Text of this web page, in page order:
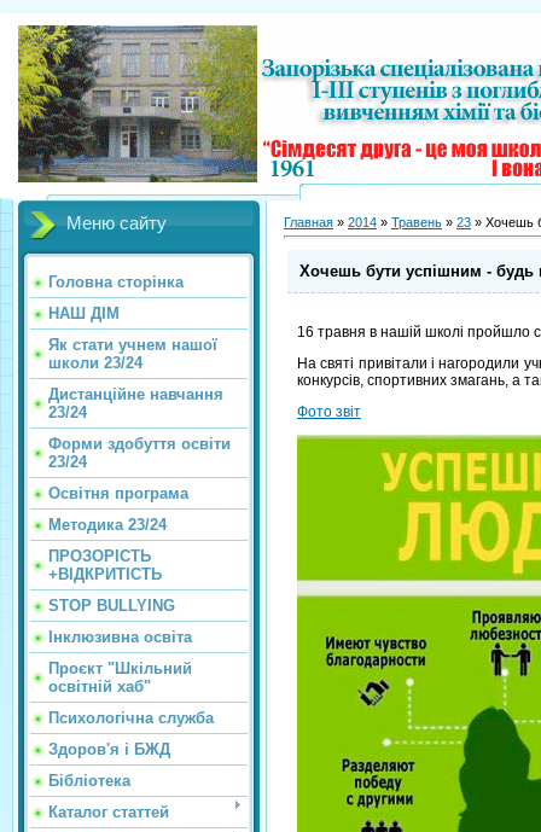
Меню сайту
Головна сторінка
НАШ ДІМ
Як стати учнем нашої
школи 23/24
Дистанційне навчання
23/24
Форми здобуття освіти
23/24
Освітня програма
Методика 23/24
ПРОЗОРІСТЬ
+ВІДКРИТІСТЬ
STOP BULLYING
Інклюзивна освіта
Проєкт "Шкільний
освітній хаб"
Психологічна служба
Здоров'я і БЖД
Бібліотека
Каталог статтей
Главная » 2014 » Травень » 23 » Хочешь
Хочешь бути успішним - будь
16 травня в нашій школі пройшло
На святі привітали і нагородили
конкурсів, спортивних змагань, а
Фото звіт